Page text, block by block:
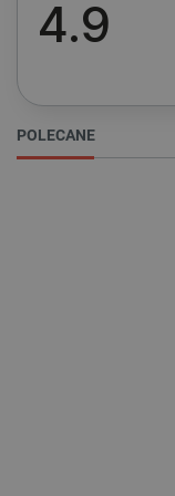
4.9
POLECANE